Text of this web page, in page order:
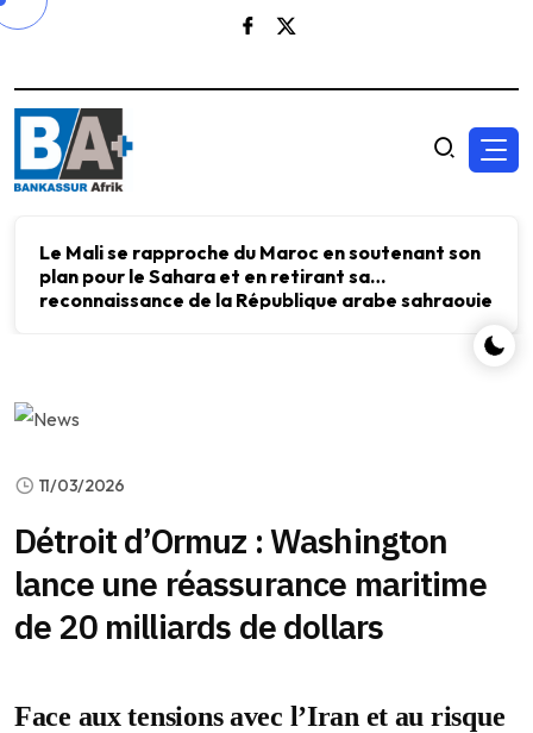
Le Mali se rapproche du Maroc en soutenant son
plan pour le Sahara et en retirant sa
reconnaissance de la République arabe sahraouie
11/03/2026
Détroit d’Ormuz : Washington
lance une réassurance maritime
de 20 milliards de dollars
Face aux tensions avec l’Iran et au risque